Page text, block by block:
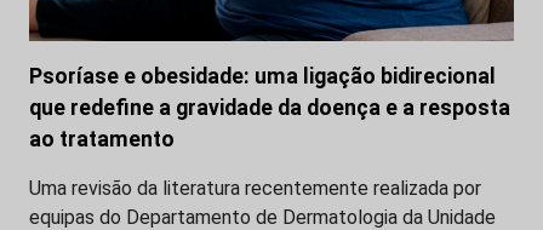
Psoríase e obesidade: uma ligação bidirecional
que redefine a gravidade da doença e a resposta
ao tratamento
Uma revisão da literatura recentemente realizada por
equipas do Departamento de Dermatologia da Unidade